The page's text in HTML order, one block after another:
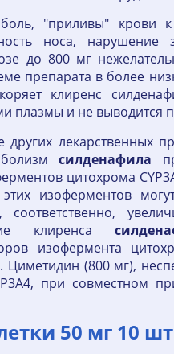
"приливы" крови
носа, нарушение
до 800 мг
препарата в более
клиренс
плазмы и не выводится
лекарственных
силденафила
цитохрома
изоферментов
клиренса
изофермента
Циметидин (800 мг),
при совместном
50 мг 10